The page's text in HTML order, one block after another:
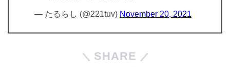
— たるらし (@221tuv) November 20, 2021
SHARE